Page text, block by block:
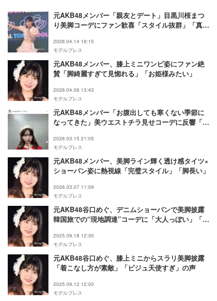
元AKB48メンバー「親友とデート」目黒川桜まつ
り美脚コーデにファン歓喜「スタイル抜群」「真似
2026.04.14 16:15
モデルプレス
元AKB48メンバー、膝上ミニワンピ姿にファン絶
賛「脚綺麗すぎて見惚れる」「お姫様みたい」
2026.04.06 13:43
モデルプレス
元AKB48メンバー「お腹出しても寒くない季節に
なってきた」美ウエストチラ見せコーデに反響「色
2026.03.15 21:05
モデルプレス
元AKB48メンバー、美脚ライン輝く透け感タイツ×
ショーパン姿に熱視線「完璧スタイル」「脚長い」
2026.03.07 11:09
モデルプレス
元AKB48谷口めぐ、デニムショーパンで美脚披露
韓国旅での“現地調達”コーデに「大人っぽい」「お
2025.09.18 12:30
モデルプレス
元AKB48谷口めぐ、膝上ミニからスラリ美脚披露
「着こなし方が素敵」「ビジュ天使すぎ」の声
2025.09.12 12:00
モデルプレス